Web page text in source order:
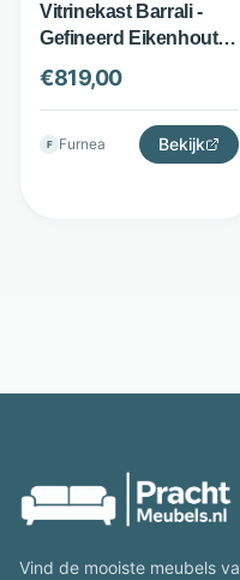
Vitrinekast Barrali -
Gefineerd Eikenhout
en Glas - Ruime
Opbergruimte - Bruin -
Hygge Interiors
€819,00
F Furnea Bekijk
Vind de mooiste meubels